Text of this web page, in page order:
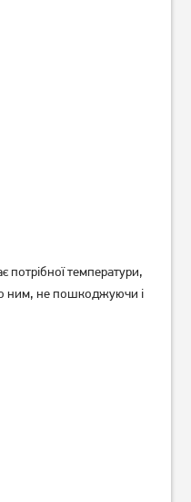
потрібної температури,
ним, не пошкоджуючи і